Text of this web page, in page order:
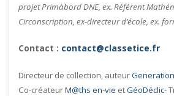
projet Primàbord DNE, ex. Référent
Circonscription, ex-directeur d’école, ex.
Contact : contact@classetice.fr
Directeur de collection, auteur
Co-créateurM@ths en-vie etGéoDéclic-